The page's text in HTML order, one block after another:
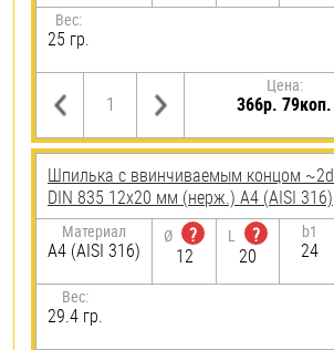
Вес:
25 гр.
Цена:
366р. 79коп.
Шпилька c ввинчиваемым концом ~2d
DIN 835 12х20 мм (нерж.) A4 (AISI 316)
Материал
A4 (AISI 316)
Ø
?
12
L
?
20
b1
24
Вес:
29.4 гр.